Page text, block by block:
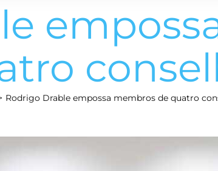
Rodrigo Drable empossa membros de quatro